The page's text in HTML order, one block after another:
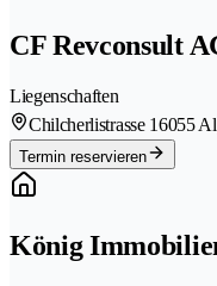
CF Revconsult
Liegenschaften
Chilcherlistrasse 16055
Termin reservieren
König